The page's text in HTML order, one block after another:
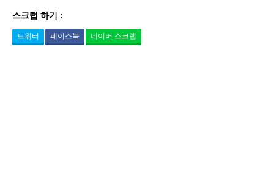
스크랩 하기 :
트위터 페이스북 네이버 스크랩